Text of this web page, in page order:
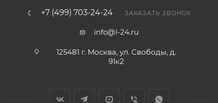
+7 (499) 703-24-24 ЗАКАЗАТЬ ЗВОНОК
info@l-24.ru
125481 г. Москва, ул. Свободы, д.
91к2